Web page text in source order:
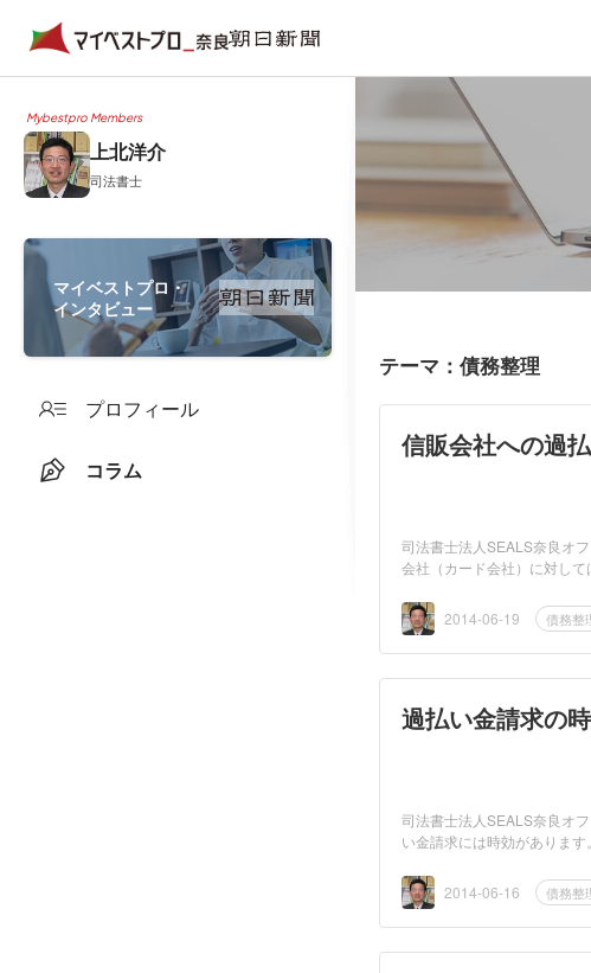
Mybestpro Members
上北洋介
司法書士
マイベストプロ・
インタビュー
プロフィール
コラム
テーマ：債務整理
信販会社への過
司法書士法人SEALS奈良オ
会社（カード会社）に対し
2014-06-19
債務整
過払い金請求の
司法書士法人SEALS奈良オ
い金請求には時効がありま
2014-06-16
債務整